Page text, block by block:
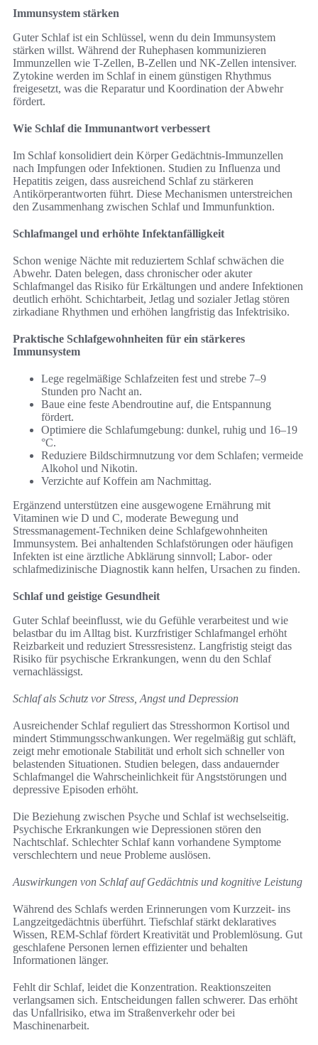
Immunsystem stärken
Guter Schlaf ist ein Schlüssel, wenn du dein Immunsystem
stärken willst. Während der Ruhephasen kommunizieren
Immunzellen wie T-Zellen, B-Zellen und NK-Zellen intensiver.
Zytokine werden im Schlaf in einem günstigen Rhythmus
freigesetzt, was die Reparatur und Koordination der Abwehr
fördert.
Wie Schlaf die Immunantwort verbessert
Im Schlaf konsolidiert dein Körper Gedächtnis-Immunzellen
nach Impfungen oder Infektionen. Studien zu Influenza und
Hepatitis zeigen, dass ausreichend Schlaf zu stärkeren
Antikörperantworten führt. Diese Mechanismen unterstreichen
den Zusammenhang zwischen Schlaf und Immunfunktion.
Schlafmangel und erhöhte Infektanfälligkeit
Schon wenige Nächte mit reduziertem Schlaf schwächen die
Abwehr. Daten belegen, dass chronischer oder akuter
Schlafmangel das Risiko für Erkältungen und andere Infektionen
deutlich erhöht. Schichtarbeit, Jetlag und sozialer Jetlag stören
zirkadiane Rhythmen und erhöhen langfristig das Infektrisiko.
Praktische Schlafgewohnheiten für ein stärkeres
Immunsystem
Lege regelmäßige Schlafzeiten fest und strebe 7–9
Stunden pro Nacht an.
Baue eine feste Abendroutine auf, die Entspannung
fördert.
Optimiere die Schlafumgebung: dunkel, ruhig und 16–19
°C.
Reduziere Bildschirmnutzung vor dem Schlafen; vermeide
Alkohol und Nikotin.
Verzichte auf Koffein am Nachmittag.
Ergänzend unterstützen eine ausgewogene Ernährung mit
Vitaminen wie D und C, moderate Bewegung und
Stressmanagement-Techniken deine Schlafgewohnheiten
Immunsystem. Bei anhaltenden Schlafstörungen oder häufigen
Infekten ist eine ärztliche Abklärung sinnvoll; Labor- oder
schlafmedizinische Diagnostik kann helfen, Ursachen zu finden.
Schlaf und geistige Gesundheit
Guter Schlaf beeinflusst, wie du Gefühle verarbeitest und wie
belastbar du im Alltag bist. Kurzfristiger Schlafmangel erhöht
Reizbarkeit und reduziert Stressresistenz. Langfristig steigt das
Risiko für psychische Erkrankungen, wenn du den Schlaf
vernachlässigst.
Schlaf als Schutz vor Stress, Angst und Depression
Ausreichender Schlaf reguliert das Stresshormon Kortisol und
mindert Stimmungsschwankungen. Wer regelmäßig gut schläft,
zeigt mehr emotionale Stabilität und erholt sich schneller von
belastenden Situationen. Studien belegen, dass andauernder
Schlafmangel die Wahrscheinlichkeit für Angststörungen und
depressive Episoden erhöht.
Die Beziehung zwischen Psyche und Schlaf ist wechselseitig.
Psychische Erkrankungen wie Depressionen stören den
Nachtschlaf. Schlechter Schlaf kann vorhandene Symptome
verschlechtern und neue Probleme auslösen.
Auswirkungen von Schlaf auf Gedächtnis und kognitive Leistung
Während des Schlafs werden Erinnerungen vom Kurzzeit- ins
Langzeitgedächtnis überführt. Tiefschlaf stärkt deklaratives
Wissen, REM-Schlaf fördert Kreativität und Problemlösung. Gut
geschlafene Personen lernen effizienter und behalten
Informationen länger.
Fehlt dir Schlaf, leidet die Konzentration. Reaktionszeiten
verlangsamen sich. Entscheidungen fallen schwerer. Das erhöht
das Unfallrisiko, etwa im Straßenverkehr oder bei
Maschinenarbeit.